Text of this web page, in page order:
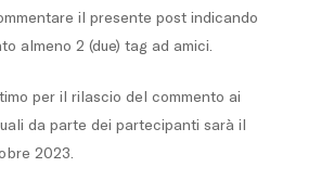
il presente post indicando
almeno 2 (due) tag ad amici.
per il rilascio del commento ai
da parte dei partecipanti sarà il
2023.